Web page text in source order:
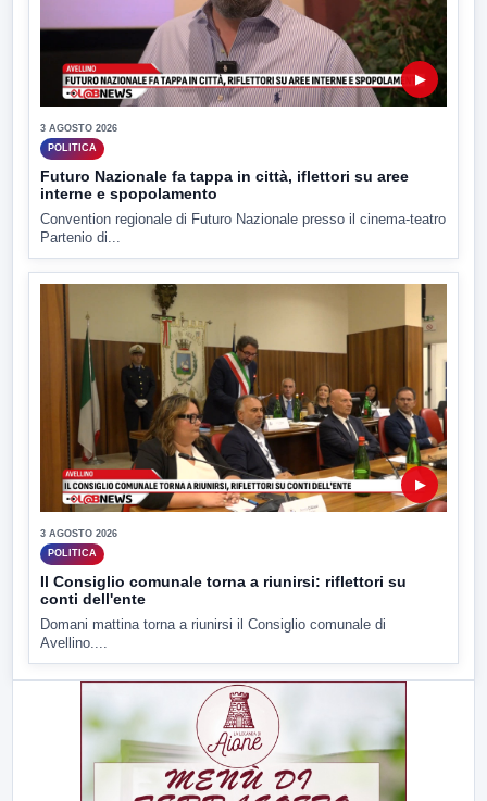
▶
3 AGOSTO 2026
POLITICA
Futuro Nazionale fa tappa in città, iflettori su aree
interne e spopolamento
Convention regionale di Futuro Nazionale presso il cinema-teatro
Partenio di...
▶
3 AGOSTO 2026
POLITICA
Il Consiglio comunale torna a riunirsi: riflettori su
conti dell'ente
Domani mattina torna a riunirsi il Consiglio comunale di
Avellino....